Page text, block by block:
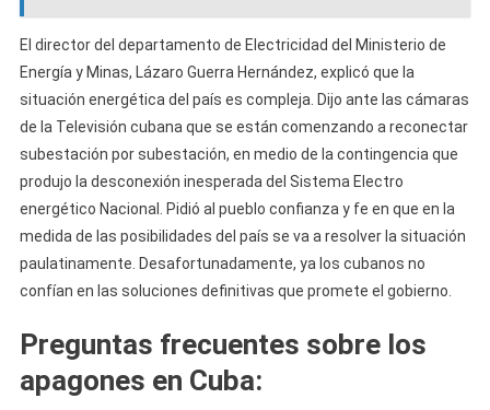
El director del departamento de Electricidad del Ministerio de
Energía y Minas, Lázaro Guerra Hernández, explicó que la
situación energética del país es compleja. Dijo ante las cámaras
de la Televisión cubana que se están comenzando a reconectar
subestación por subestación, en medio de la contingencia que
produjo la desconexión inesperada del Sistema Electro
energético Nacional. Pidió al pueblo confianza y fe en que en la
medida de las posibilidades del país se va a resolver la situación
paulatinamente. Desafortunadamente, ya los cubanos no
confían en las soluciones definitivas que promete el gobierno.
Preguntas frecuentes sobre los
apagones en Cuba: